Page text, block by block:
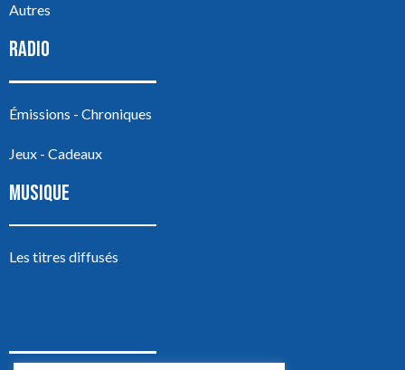
Autres
RADIO
Émissions - Chroniques
Jeux - Cadeaux
MUSIQUE
Les titres diffusés